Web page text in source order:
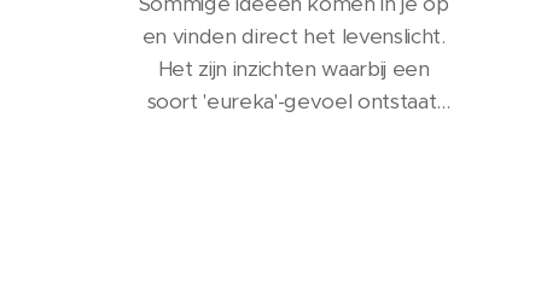
en vinden direct het levenslicht.
Het zijn inzichten waarbij een
soort 'eureka'-gevoel ontstaat,